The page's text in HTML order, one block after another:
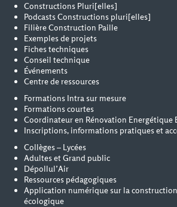
Constructions Pluri[elles]
Podcasts Constructions pluri[elles]
Filière Construction Paille
Exemples de projets
Fiches techniques
Conseil technique
Événements
Centre de ressources
Formations Intra sur mesure
Formations courtes
Coordinateur en Rénovation Energétique
Inscriptions, informations pratiques et
Collèges – Lycées
Adultes et Grand public
Dépollul’Air
Ressources pédagogiques
Application numérique sur la
écologique